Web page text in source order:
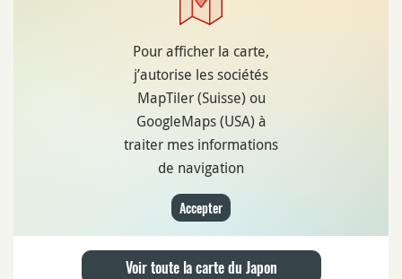
Pour afficher la carte,
j’autorise les sociétés
MapTiler (Suisse) ou
GoogleMaps (USA) à
traiter mes informations
de navigation
Accepter
Voir toute la carte du Japon